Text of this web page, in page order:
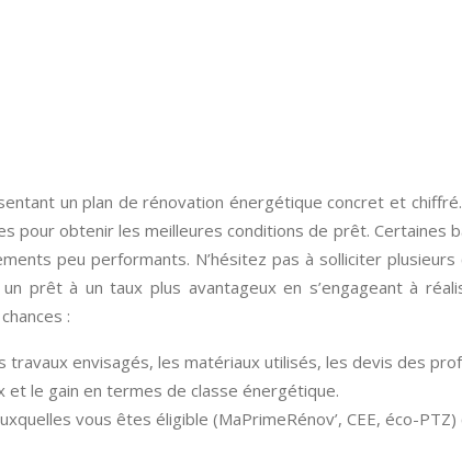
un plan de rénovation énergétique concret et
obtenir les meilleures conditions de prêt. Certaines
peu performants. N’hésitez pas à solliciter
prêt à un taux plus avantageux en s’engageant à
:
envisagés, les matériaux utilisés, les devis des
le gain en termes de classe énergétique.
vous êtes éligible (MaPrimeRénov’, CEE, éco-